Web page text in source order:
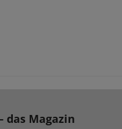
das Magazin